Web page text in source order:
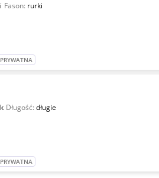
Fason: rurki
Długość:długie